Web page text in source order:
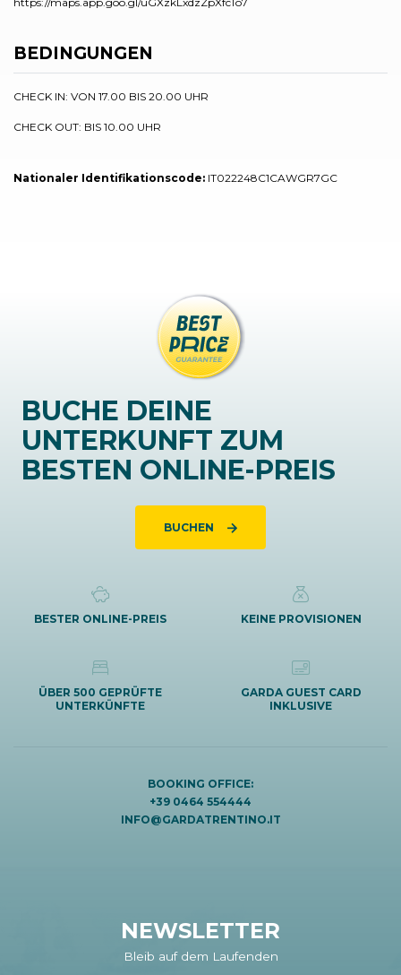
BEDINGUNGEN
CHECK IN: VON 17.00 BIS 20.00 UHR
CHECK OUT: BIS 10.00 UHR
Nationaler Identifikationscode: IT022248C1CAWGR7GC
BUCHE DEINE
UNTERKUNFT ZUM
BESTEN ONLINE-PREIS
BUCHEN
BESTER ONLINE-PREIS KEINE PROVISIONEN
ÜBER 500 GEPRÜFTE
UNTERKÜNFTE
GARDA GUEST CARD
INKLUSIVE
BOOKING OFFICE:
+39 0464 554444
INFO@GARDATRENTINO.IT
NEWSLETTER
Bleib auf dem Laufenden